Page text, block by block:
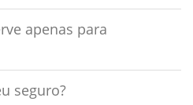
apenas para
seguro?